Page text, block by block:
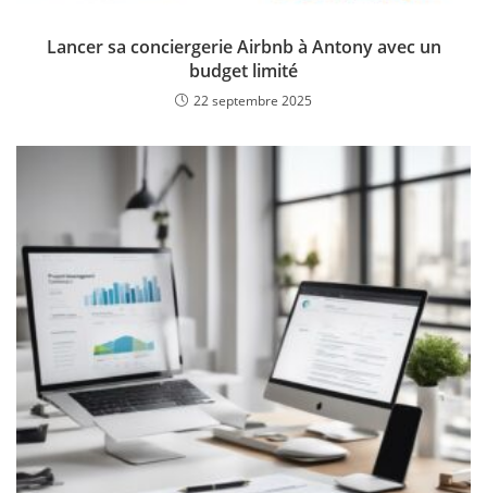
Lancer sa conciergerie Airbnb à Antony avec un
budget limité
22 septembre 2025